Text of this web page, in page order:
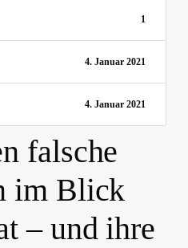
1
4. Januar 2021
4. Januar 2021
falsche
im Blick
– und ihre